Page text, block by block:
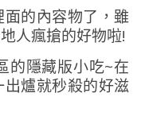
的內容物了，雖
人瘋搶的好物啦!